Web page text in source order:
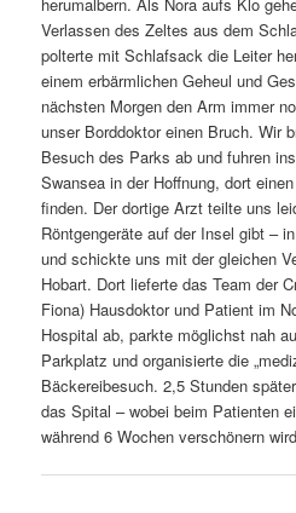
Verlassen des Zeltes aus dem
polterte mit Schlafsack die Leiter
einem erbärmlichen Geheul und
nächsten Morgen den Arm immer
unser Borddoktor einen Bruch. Wir
Besuch des Parks ab und fuhren
Swansea in der Hoffnung, dort
finden. Der dortige Arzt teilte uns
Röntgengeräte auf der Insel gibt –
und schickte uns mit der gleichen
Hobart. Dort lieferte das Team der
Fiona) Hausdoktor und Patient im
Hospital ab, parkte möglichst nah
Parkplatz und organisierte die
Bäckereibesuch. 2,5 Stunden
das Spital – wobei beim Patienten
während 6 Wochen verschönern